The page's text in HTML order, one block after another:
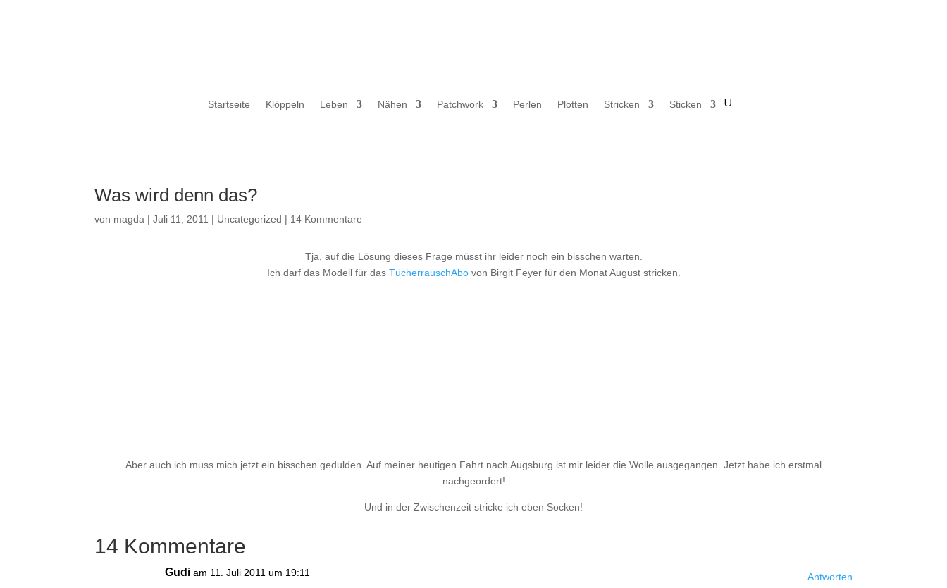
Startseite Klöppeln Leben Nähen Patchwork Perlen Plotten Stricken Sticken
Was wird denn das?
von magda |Juli 11, 2011 | Uncategorized | 14 Kommentare
Tja, auf die Lösung dieses Frage müsst ihr leider noch ein bisschen warten.
Ich darf das Modell für das TücherrauschAbovon Birgit Feyer für den Monat August stricken.
Aber auch ich muss mich jetzt ein bisschen gedulden. Auf meiner heutigen Fahrt nach Augsburg ist mir leider die Wolle ausgegangen. Jetzt habe ich erstmal
nachgeordert!
Und in der Zwischenzeit stricke ich eben Socken!
14 Kommentare
Gudi am 11. Juli 2011 um 19:11
Antworten